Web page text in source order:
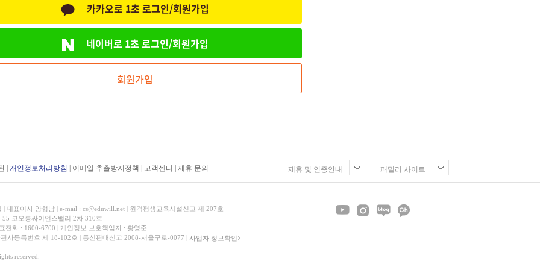
카카오로 1초 로그인/회원가입
네이버로 1초 로그인/회원가입
회원가입
개인정보처리방침 이메일 추출방지정책 고객센터 제휴 문의
대표이사 양형남 | e-mail : cs@eduwill.net | 원격평생교육시설신고 제 207호
코오롱싸이언스밸리 2차 310호
전화 : 1600-6700 | 개인정보 보호책임자 : 황영준
사등록번호 제 18-102호 | 통신판매신고 2008-서울구로-0077 | 사업자 정보확인
reserved.
패밀리 사이트
제휴 및 인증안내